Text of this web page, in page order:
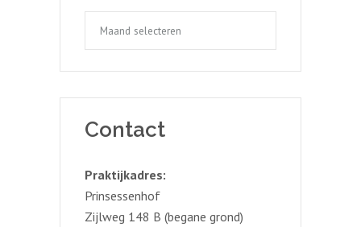
Contact
Praktijkadres:
Prinsessenhof
Zijlweg 148 B (begane grond)